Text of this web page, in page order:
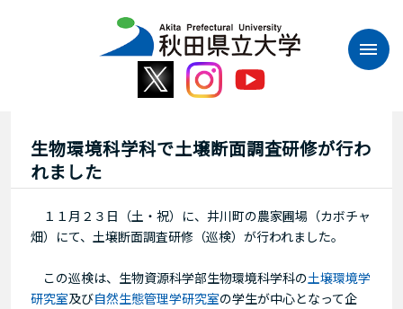
生物環境科学科で土壌断面調査研修が行わ
れました
１１月２３日（土・祝）に、井川町の農家圃場（カボチャ
畑）にて、土壌断面調査研修（巡検）が行われました。
この巡検は、生物資源科学部生物環境科学科の土壌環境学
研究室及び自然生態管理学研究室の学生が中心となって企